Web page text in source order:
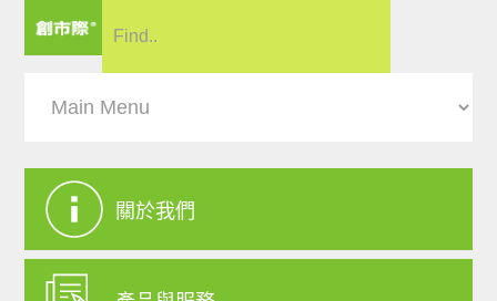
關於我們